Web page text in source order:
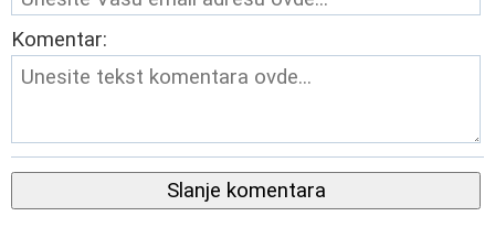
Komentar:
Slanje komentara